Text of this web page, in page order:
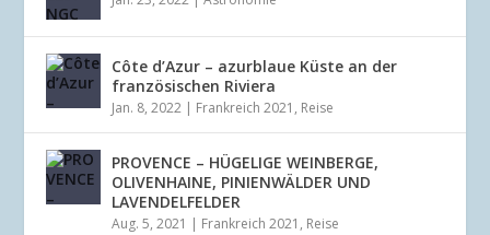
Côte d’Azur – azurblaue Küste an der
französischen Riviera
Jan. 8, 2022 | Frankreich 2021 , Reise
PROVENCE – HÜGELIGE WEINBERGE,
OLIVENHAINE, PINIENWÄLDER UND
LAVENDELFELDER
Aug. 5, 2021 | Frankreich 2021 , Reise